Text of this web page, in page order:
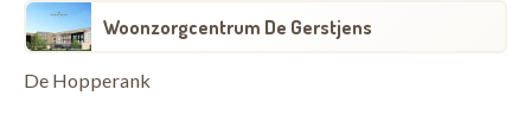
Woonzorgcentrum De Gerstjens
De Hopperank